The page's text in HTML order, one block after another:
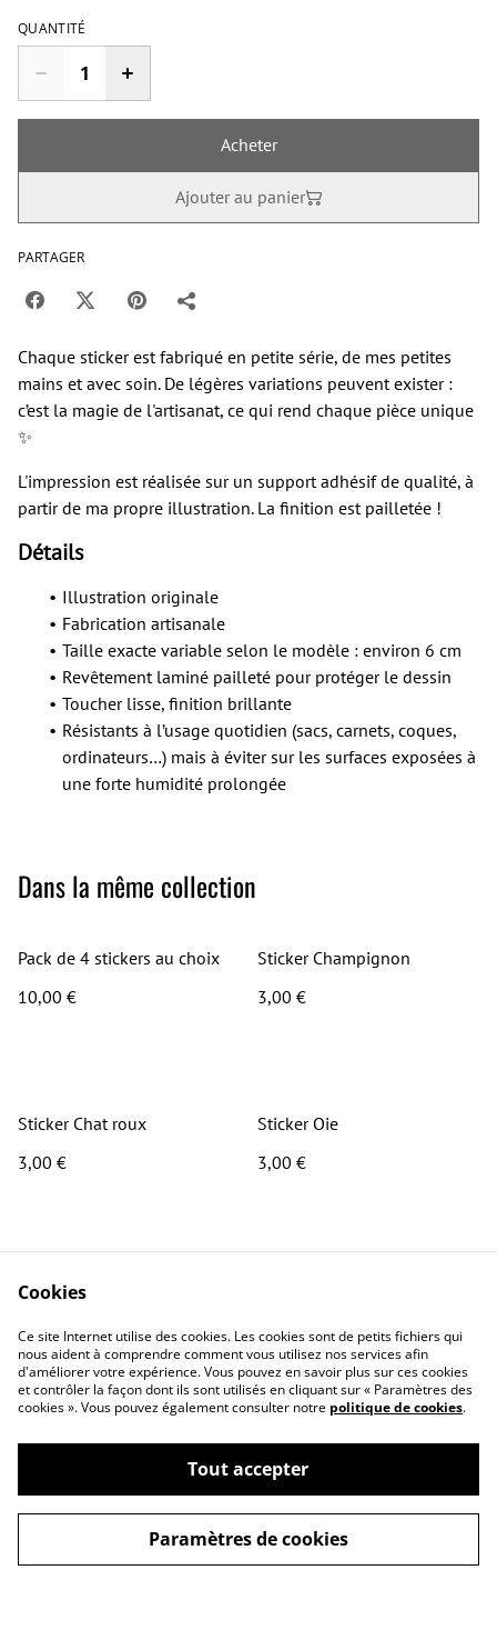
QUANTITÉ
Acheter
Ajouter au panier
PARTAGER
Chaque sticker est fabriqué en petite série, de mes petites
mains et avec soin. De légères variations peuvent exister :
c’est la magie de l'artisanat, ce qui rend chaque pièce unique
✨
L'impression est réalisée sur un support adhésif de qualité, à
partir de ma propre illustration. La finition est pailletée !
Détails
Illustration originale
Fabrication artisanale
Taille exacte variable selon le modèle : environ 6 cm
Revêtement laminé pailleté pour protéger le dessin
Toucher lisse, finition brillante
Résistants à l’usage quotidien (sacs, carnets, coques,
ordinateurs…) mais à éviter sur les surfaces exposées à
une forte humidité prolongée
Dans la même collection
Pack de 4 stickers au choix
10,00 €
Sticker Champignon
3,00 €
Sticker Chat roux
3,00 €
Sticker Oie
3,00 €
Contact
Conditions générales
Politique de
confidentialité
Politique de cookies
Cookies
Ce site Internet utilise des cookies. Les cookies sont de petits fichiers qui
nous aident à comprendre comment vous utilisez nos services afin
d'améliorer votre expérience. Vous pouvez en savoir plus sur ces cookies
et contrôler la façon dont ils sont utilisés en cliquant sur « Paramètres des
cookies ». Vous pouvez également consulter notre politique de cookies.
Tout accepter
Paramètres de cookies